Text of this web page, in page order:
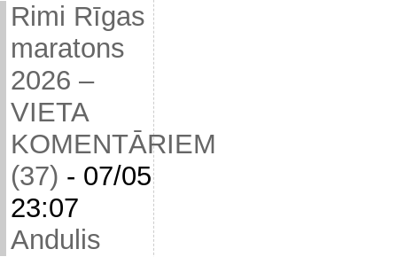
Rimi Rīgas
maratons
2026 –
VIETA
KOMENTĀRIEM
(37) - 07/05
23:07
Andulis